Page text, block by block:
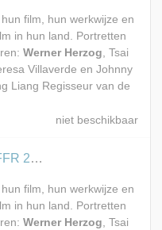
film, hun werkwijze en
in hun land. Portretten
Werner Herzog, Tsai
Villaverde en Johnny
Liang Regisseur van de
2007
film, hun werkwijze en
in hun land. Portretten
Werner Herzog, Tsai